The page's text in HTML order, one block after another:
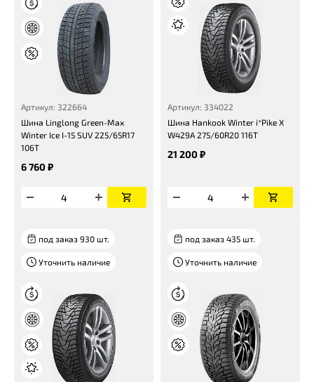
Артикул: 322664
Шина Linglong Green-Max
Winter Ice I-15 SUV 225/65R17
106T
6 760 ₽
Артикул: 334022
Шина Hankook Winter i*Pike X
W429A 275/60R20 116T
21 200 ₽
под заказ 930 шт.
Уточнить наличие
под заказ 435 шт.
Уточнить наличие